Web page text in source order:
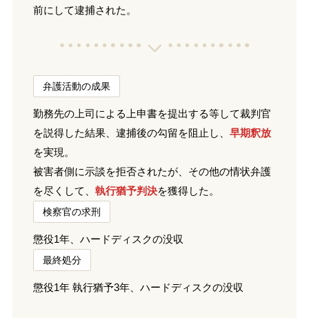
前にして逮捕された。
弁護活動の成果
勤務先の上司による上申書を提出する等して裁判官
を説得した結果、逮捕後の勾留を阻止し、 早期釈放
を実現。
被害者側に示談を拒否されたが、その他の情状弁護
を尽くして、 執行猶予判決を獲得した。
検察官の求刑
懲役1年、ハードディスクの没収
最終処分
懲役1年 執行猶予3年、ハードディスクの没収